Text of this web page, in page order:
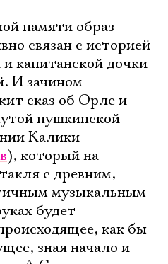
памяти образ
связан с историей
капитанской дочки
И зачином
сказ об Орле и
пушкинской
Калики
), который на
с древним,
музыкальным
будет
как бы
зная начало и